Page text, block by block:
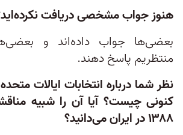
هنوز جواب مشخصی دریافت
بعضی‌ها جواب داده‌اند و
منتظریم پاسخ دهند.
نظر شما درباره انتخابات ایالات
کنونی چیست؟ آیا آن را شبیه
۱۳۸۸ در ایران می‌دانید؟